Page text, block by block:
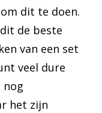
dit te doen.
de beste
van een set
veel dure
nog
het zijn